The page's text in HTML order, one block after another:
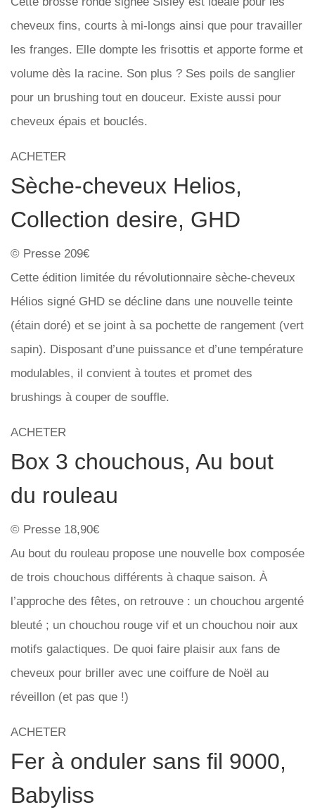
cheveux fins, courts à mi-longs ainsi que pour travailler
les franges. Elle dompte les frisottis et apporte forme et
volume dès la racine. Son plus ? Ses poils de sanglier
pour un brushing tout en douceur. Existe aussi pour
cheveux épais et bouclés.
ACHETER
Sèche-cheveux Helios,
Collection desire, GHD
© Presse 209€
Cette édition limitée du révolutionnaire sèche-cheveux
Hélios signé GHD se décline dans une nouvelle teinte
(étain doré) et se joint à sa pochette de rangement (vert
sapin). Disposant d’une puissance et d’une température
modulables, il convient à toutes et promet des
brushings à couper de souffle.
ACHETER
Box 3 chouchous, Au bout
du rouleau
© Presse 18,90€
Au bout du rouleau propose une nouvelle box composée
de trois chouchous différents à chaque saison. À
l’approche des fêtes, on retrouve : un chouchou argenté
bleuté ; un chouchou rouge vif et un chouchou noir aux
motifs galactiques. De quoi faire plaisir aux fans de
cheveux pour briller avec une coiffure de Noël au
réveillon (et pas que !)
ACHETER
Fer à onduler sans fil 9000,
Babyliss